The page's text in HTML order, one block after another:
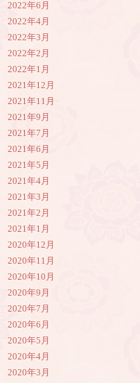
2022年6月
2022年4月
2022年3月
2022年2月
2022年1月
2021年12月
2021年11月
2021年9月
2021年7月
2021年6月
2021年5月
2021年4月
2021年3月
2021年2月
2021年1月
2020年12月
2020年11月
2020年10月
2020年9月
2020年7月
2020年6月
2020年5月
2020年4月
2020年3月